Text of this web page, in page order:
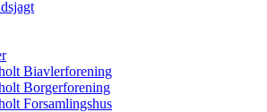
Biavlerforening
Borgerforening
Forsamlingshus